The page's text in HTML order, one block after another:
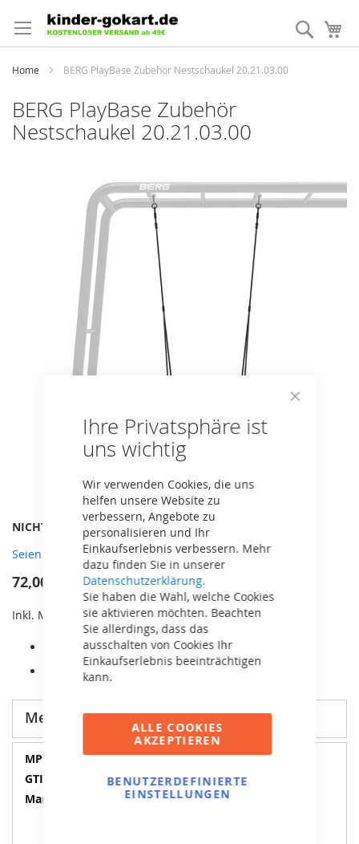
Ihre Privatsphäre ist
uns wichtig
Wir verwenden Cookies, die uns
helfen unsere Website zu
verbessern, Angebote zu
personalisieren und Ihr
Einkaufserlebnis verbessern. Mehr
dazu finden Sie in unserer
Datenschutzerklärung.
Sie haben die Wahl, welche Cookies
sie aktivieren möchten. Beachten
Sie allerdings, dass das
ausschalten von Cookies Ihr
Einkaufserlebnis beeinträchtigen
kann.
ALLE COOKIES
AKZEPTIEREN
BENUTZERDEFINIERTE
EINSTELLUNGEN
zum
Inhalt
Suche
Home BERG PlayBase Zubehör Nestschaukel 20.21.03.00
BERG PlayBase Zubehör
Nestschaukel 20.21.03.00
Zum
der
Bildergalerie
springen
NICHT AUF LAGER MPN 20.21.03.00
Seien Sie der erste, der dieses Produkt bewertet
72,00 €
Inkl. MwSt, kostenloser Versand!
Passend für alle BERG PlayBase Rahmen.
Die Schaukel kann in der Höhe verstellt werden.
Mehr Informationen
Mehr
Informationen
20.21.03.00
8715839077957